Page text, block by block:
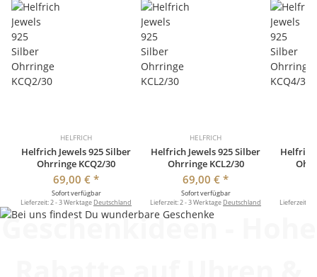
HELFRICH
Helfrich Jewels 925 Silber
Ohrringe KCQ2/30
69,00 €*
Sofort verfügbar
Lieferzeit:2 - 3 Werktage Deutschland
HELFRICH
Helfrich Jewels 925 Silber
Ohrringe KCL2/30
69,00 €*
Sofort verfügbar
Lieferzeit:2 - 3 Werktage Deutschland
Helfrich
Lieferzeit:
Geschenkideen - Hohe